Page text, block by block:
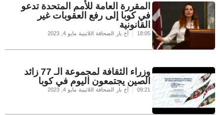
المقررة العامة للأمم المتحدة تدعو
في كوبا إلى رفع العقوبات غير
القانونية
18:05 أخ بار الصحافة اللاتينية مايو 4, 2023
وزراء الثقافة لمجموعة الـ 77 زائد
الصين يجتمعون اليوم في كوبا
09:21 أخ بار الصحافة اللاتينية مايو 4, 2023